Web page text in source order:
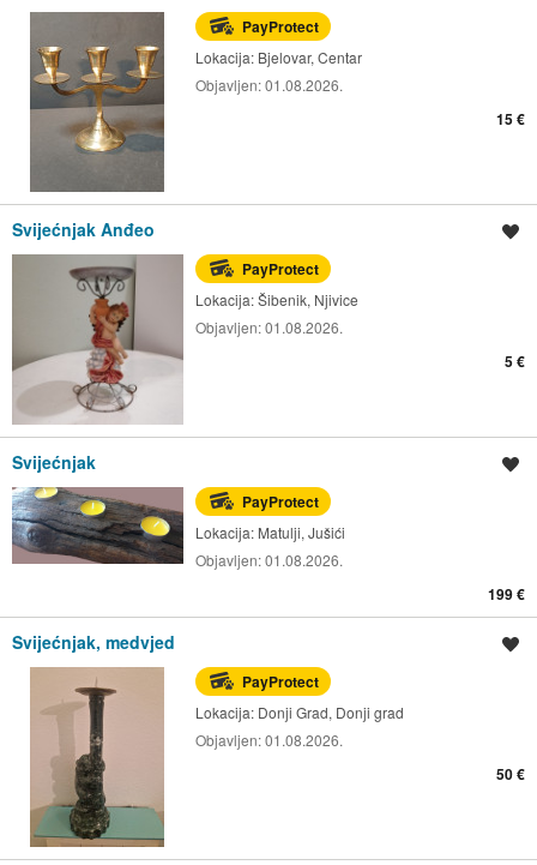
PayProtect
Lokacija: Bjelovar, Centar
Objavljen:01.08.2026.
15 €
Svijećnjak Anđeo
PayProtect
Lokacija:Šibenik, Njivice
Objavljen:01.08.2026.
5 €
Svijećnjak
PayProtect
Lokacija: Matulji, Jušići
Objavljen:01.08.2026.
199 €
Svijećnjak, medvjed
PayProtect
Lokacija: Donji Grad, Donji grad
Objavljen:01.08.2026.
50 €